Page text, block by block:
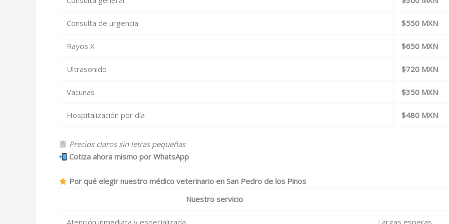
Consulta de urgencia $550 MXN
Rayos X $650 MXN
Ultrasonido $720 MXN
Vacunas $350 MXN
Hospitalización por día $480 MXN
Precios claros sin letras pequeñas
Cotiza ahora mismo por WhatsApp
Por qué elegir nuestro médico veterinario en San Pedro de los Pinos
Nuestro servicio
Atención inmediata y especializada Largas esperas